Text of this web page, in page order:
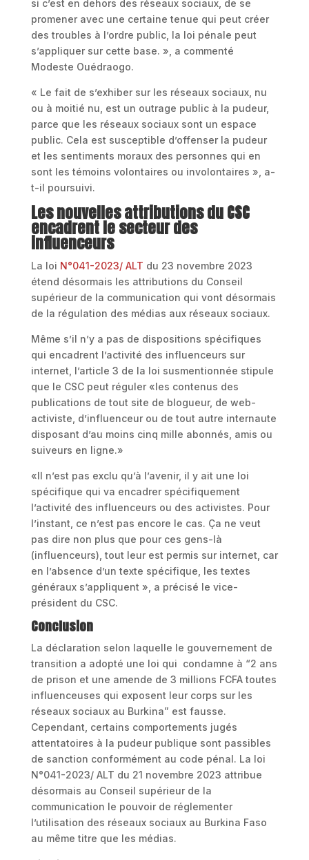
si c’est en dehors des réseaux sociaux, de se
promener avec une certaine tenue qui peut créer
des troubles à l’ordre public, la loi pénale peut
s’appliquer sur cette base. », a commenté
Modeste Ouédraogo.
« Le fait de s’exhiber sur les réseaux sociaux, nu
ou à moitié nu, est un outrage public à la pudeur,
parce que les réseaux sociaux sont un espace
public. Cela est susceptible d’offenser la pudeur
et les sentiments moraux des personnes qui en
sont les témoins volontaires ou involontaires », a-
t-il poursuivi.
Les nouvelles attributions du CSC
encadrent le secteur des
influenceurs
La loi N°041-2023/ ALT du 23 novembre 2023
étend désormais les attributions du Conseil
supérieur de la communication qui vont désormais
de la régulation des médias aux réseaux sociaux.
Même s’il n’y a pas de dispositions spécifiques
qui encadrent l’activité des influenceurs sur
internet, l’article 3 de la loi susmentionnée stipule
que le CSC peut réguler «les contenus des
publications de tout site de blogueur, de web-
activiste, d’influenceur ou de tout autre internaute
disposant d’au moins cinq mille abonnés, amis ou
suiveurs en ligne.»
«Il n’est pas exclu qu’à l’avenir, il y ait une loi
spécifique qui va encadrer spécifiquement
l’activité des influenceurs ou des activistes. Pour
l’instant, ce n’est pas encore le cas. Ça ne veut
pas dire non plus que pour ces gens-là
(influenceurs), tout leur est permis sur internet, car
en l’absence d’un texte spécifique, les textes
généraux s’appliquent », a précisé le vice-
président du CSC.
Conclusion
La déclaration selon laquelle le gouvernement de
transition a adopté une loi qui condamne à “2 ans
de prison et une amende de 3 millions FCFA toutes
influenceuses qui exposent leur corps sur les
réseaux sociaux au Burkina” est fausse.
Cependant, certains comportements jugés
attentatoires à la pudeur publique sont passibles
de sanction conformément au code pénal. La loi
N°041-2023/ ALT du 21 novembre 2023 attribue
désormais au Conseil supérieur de la
communication le pouvoir de réglementer
l’utilisation des réseaux sociaux au Burkina Faso
au même titre que les médias.